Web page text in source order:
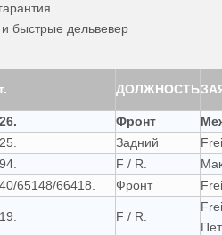
быстрые дельвевер
ДОЛЖНОСТЬ
Фронт
Задний
F / R.
65148/66418. Фронт
F / R.